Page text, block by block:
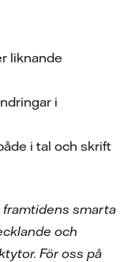
liknande
i
i tal och skrift
framtidens smarta
och
För oss på